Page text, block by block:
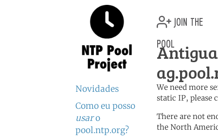
Novidades
Como eu posso
usaro
pool.ntp.org?
join the
pool
We need more
static IP, please
There are not
the North